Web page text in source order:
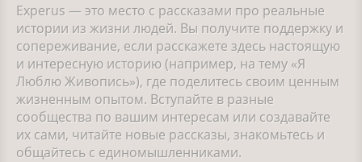
Experus — это место с рассказами про реальные
истории из жизни людей. Вы получите поддержку и
сопереживание, если расскажете здесь настоящую
и интересную историю (например, на тему «Я
Люблю Живопись»), где поделитесь своим ценным
жизненным опытом. Вступайте в разные
сообщества по вашим интересам или создавайте
их сами, читайте новые рассказы, знакомьтесь и
общайтесь с единомышленниками.